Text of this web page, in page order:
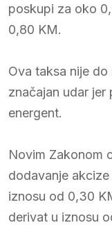
poskupi za oko
0,80 KM.
Ova taksa nije
značajan udar
energent.
Novim Zakonom
dodavanje
iznosu od 0,30
derivat u iznosu